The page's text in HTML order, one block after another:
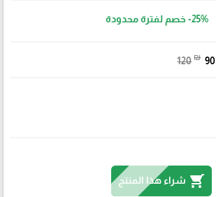
-25% خصم لفترة محدودة
120 ₪ 90
shopping_cart شراء هذا المنتج